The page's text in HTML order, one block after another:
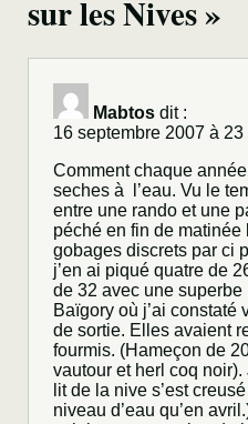
sur les Nives »
Mabtos dit :
16 septembre 2007 à 23
Comment chaque
seches à l’eau. Vu le
entre une rando et une
péché en fin de matinée
gobages discrets par ci
j’en ai piqué quatre de
de 32 avec une
Baïgory où j’ai constaté
de sortie. Elles avaient
fourmis. (Hameçon de
vautour et herl coq noir).
lit de la nive s’est
niveau d’eau qu’en